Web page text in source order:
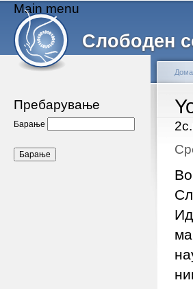
Слободен
Main menu
Пребарување
Барање
Дома